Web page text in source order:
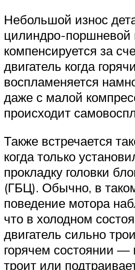
Небольшой износ
цилиндро-поршневой
компенсируется за
двигатель когда
воспламеняется
даже с малой
происходит
Также встречается
когда только
прокладку головки
(ГБЦ). Обычно, в
поведение мотора
что в холодном
двигатель сильно
горячем состоянии
троит или